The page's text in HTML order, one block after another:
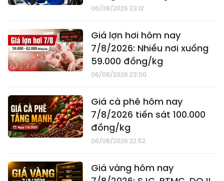
06/08/2026 23:12
Giá lợn hơi hôm nay
7/8/2026: Nhiều nơi xuống
59.000 đồng/kg
06/08/2026 23:00
Giá cà phê hôm nay
7/8/2026 tiến sát 100.000
đồng/kg
06/08/2026 22:52
Giá vàng hôm nay